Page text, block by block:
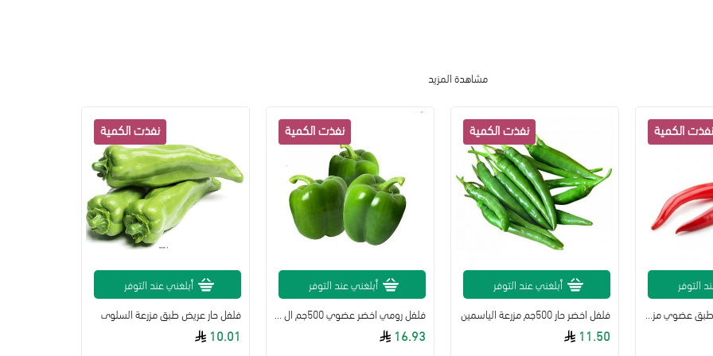
مشاهدة المزيد
التوفر
فلفل اخضر حار 500جم مزرعة الياسمين
11.50
أبلغني عند التوفر
16.93
أبلغني عند التوفر
فلفل حار عريض طبق مزرعة السلوى
10.01
أبلغني عند التوفر